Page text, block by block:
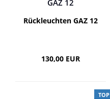
Rückleuchten GAZ 12
130,00 EUR
TOP